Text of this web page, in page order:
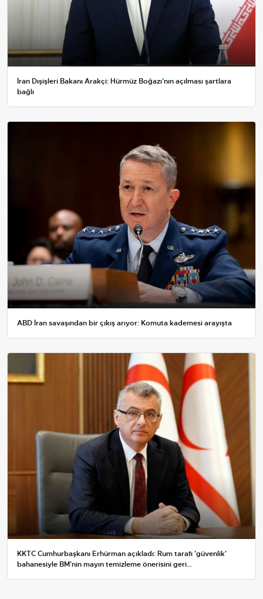
İran Dışişleri Bakanı Arakçi: Hürmüz Boğazı'nın açılması şartlara
bağlı
ABD İran savaşından bir çıkış arıyor: Komuta kademesi arayışta
KKTC Cumhurbaşkanı Erhürman açıkladı: Rum tarafı 'güvenlik'
bahanesiyle BM'nin mayın temizleme önerisini geri...